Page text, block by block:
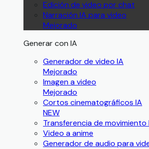
Edición de video por chat
Narración IA para video
Mejorado
Generar con IA
Generador de video IA
Mejorado
Imagen a video
Mejorado
Cortos cinematográficos IA
NEW
Transferencia de movimiento
Video a anime
Generador de audio para